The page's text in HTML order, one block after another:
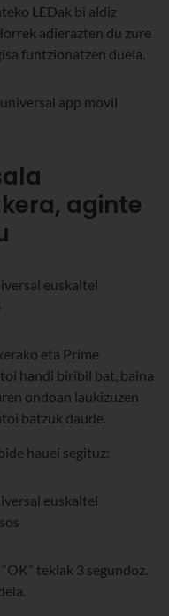
LEDak bi aldiz
adierazten du zure
funtzionatzen duela.
aginte
eta Prime
handi biribil bat, baina
ondoan laukizuzen
batzuk daude.
hauei segituz:
teklak 3 segundoz.